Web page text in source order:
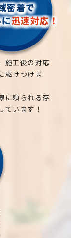
密着で
迅速対応！
施工後の対応
駆けつけま
に頼られる存
ています！